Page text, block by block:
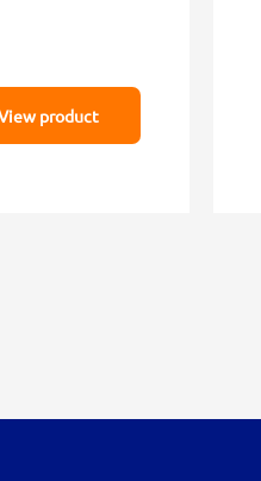
product